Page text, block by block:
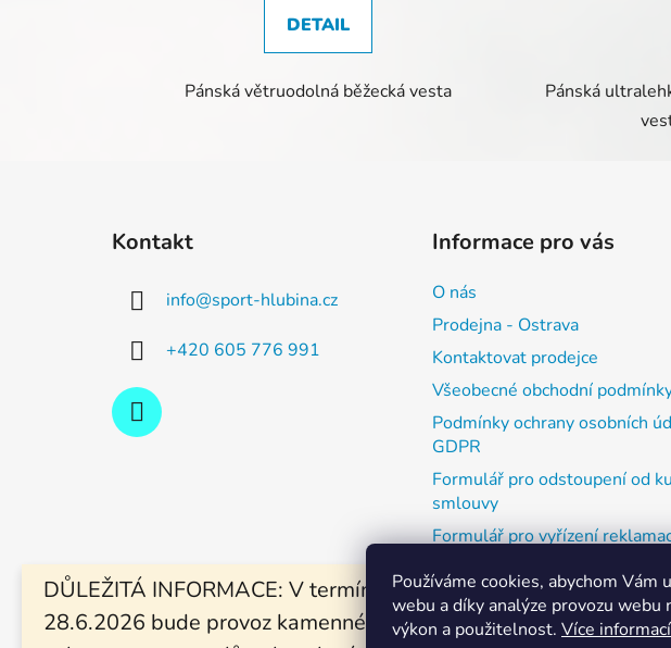
Používáme cookies, abychom
webu a díky analýze provozu
výkon a použitelnost. Více informací
DŮLEŽITÁ INFORMACE: V termínu od 19.6. -
28.6.2026 bude provoz kamenné prodejny a
DETAIL
Pánská větruodolná běžecká vesta
Pánská
Kontakt
info@sport-hlubina.cz
+420 605 776 991
Informace pro vás
O nás
Prodejna - Ostrava
Kontaktovat prodejce
Všeobecné obchodní
Podmínky ochrany osobních
GDPR
Formulář pro odstoupení od
smlouvy
Formulář pro vyřízení
Výměna, vrácení zboží a
Vánoční otevírací doba